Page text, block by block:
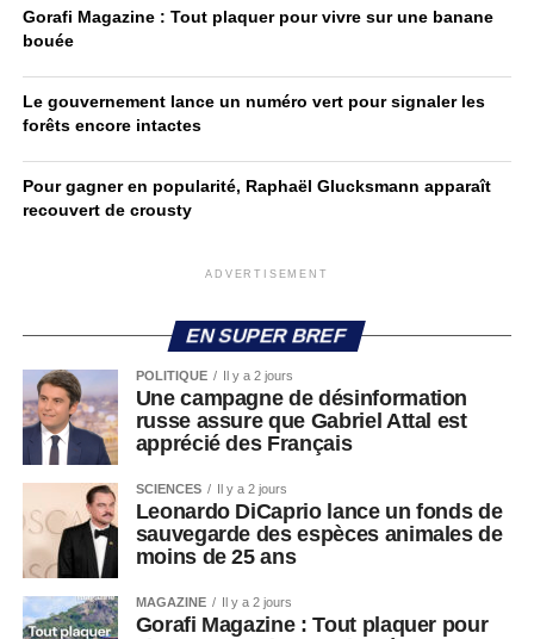
Gorafi Magazine : Tout plaquer pour vivre sur une banane
bouée
Le gouvernement lance un numéro vert pour signaler les
forêts encore intactes
Pour gagner en popularité, Raphaël Glucksmann apparaît
recouvert de crousty
ADVERTISEMENT
EN SUPER BREF
POLITIQUE Il y a 2 jours
Une campagne de désinformation
russe assure que Gabriel Attal est
apprécié des Français
SCIENCES Il y a 2 jours
Leonardo DiCaprio lance un fonds de
sauvegarde des espèces animales de
moins de 25 ans
MAGAZINE Il y a 2 jours
Gorafi Magazine : Tout plaquer pour